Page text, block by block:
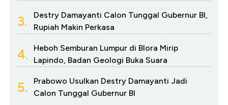
3.
Destry Damayanti Calon Tunggal Gubernur BI,
Rupiah Makin Perkasa
4.
Heboh Semburan Lumpur di Blora Mirip
Lapindo, Badan Geologi Buka Suara
5.
Prabowo Usulkan Destry Damayanti Jadi
Calon Tunggal Gubernur BI